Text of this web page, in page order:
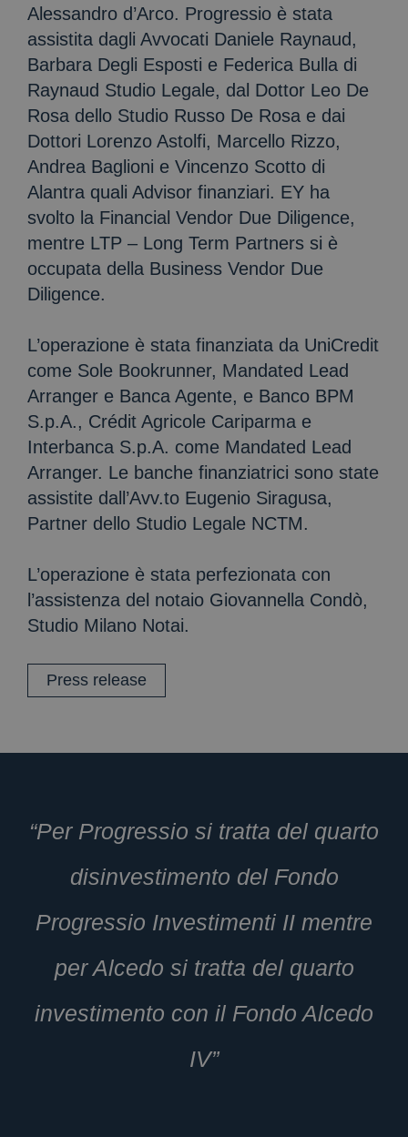
Alessandro d’Arco. Progressio è stata
assistita dagli Avvocati Daniele Raynaud,
Barbara Degli Esposti e Federica Bulla di
Raynaud Studio Legale, dal Dottor Leo De
Rosa dello Studio Russo De Rosa e dai
Dottori Lorenzo Astolfi, Marcello Rizzo,
Andrea Baglioni e Vincenzo Scotto di
Alantra quali Advisor finanziari. EY ha
svolto la Financial Vendor Due Diligence,
mentre LTP – Long Term Partners si è
occupata della Business Vendor Due
Diligence.
L’operazione è stata finanziata da UniCredit
come Sole Bookrunner, Mandated Lead
Arranger e Banca Agente, e Banco BPM
S.p.A., Crédit Agricole Cariparma e
Interbanca S.p.A. come Mandated Lead
Arranger. Le banche finanziatrici sono state
assistite dall’Avv.to Eugenio Siragusa,
Partner dello Studio Legale NCTM.
L’operazione è stata perfezionata con
l’assistenza del notaio Giovannella Condò,
Studio Milano Notai.
Press release
“Per Progressio si tratta del quarto
disinvestimento del Fondo
Progressio Investimenti II mentre
per Alcedo si tratta del quarto
investimento con il Fondo Alcedo
IV”